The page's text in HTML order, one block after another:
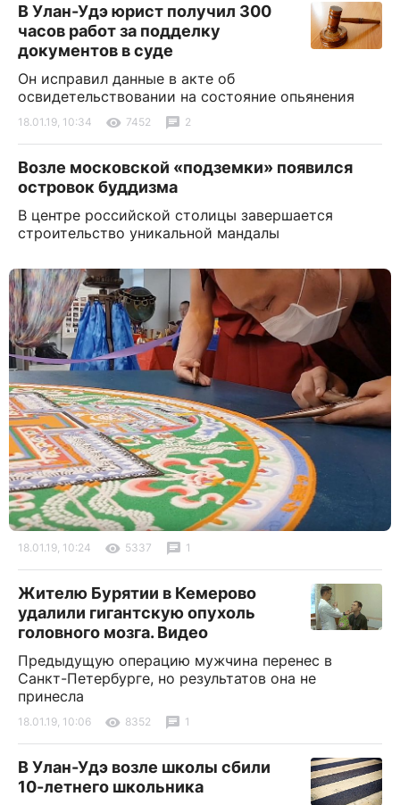
В Улан-Удэ юрист получил 300
часов работ за подделку
документов в суде
Он исправил данные в акте об
освидетельствовании на состояние опьянения
18.01.19, 10:34 7452 2
Возле московской «подземки» появился
островок буддизма
В центре российской столицы завершается
строительство уникальной мандалы
18.01.19, 10:24 5337 1
Жителю Бурятии в Кемерово
удалили гигантскую опухоль
головного мозга. Видео
Предыдущую операцию мужчина перенес в
Санкт-Петербурге, но результатов она не
принесла
18.01.19, 10:06 8352 1
В Улан-Удэ возле школы сбили
10-летнего школьника